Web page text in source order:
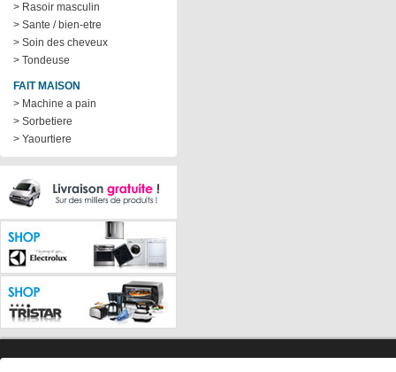
> Rasoir masculin
> Sante / bien-etre
> Soin des cheveux
> Tondeuse
FAIT MAISON
> Machine a pain
> Sorbetiere
> Yaourtiere